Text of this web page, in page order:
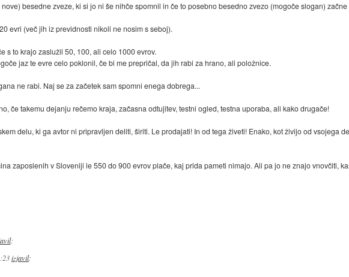
besedne zveze, ki si jo ni še nihče spomnil in če to posebno besedno zvezo (mogoče slogan)
evri (več jih iz previdnosti nikoli ne nosim s seboj).
s to krajo zaslužil 50, 100, ali celo 1000 evrov.
jaz te evre celo poklonil, če bi me prepričal, da jih rabi za hrano, ali položnice.
ne rabi. Naj se za začetek sam spomni enega dobrega...
če takemu dejanju rečemo kraja, začasna odtujitev, testni ogled, testna uporaba, ali kako drugače!
delu, ki ga avtor ni pripravljen deliti, širiti. Le prodajati! In od tega živeti! Enako, kot živijo od vsojega
zaposlenih v Sloveniji le 550 do 900 evrov plače, kaj prida pameti nimajo. Ali pa jo ne znajo vnovčiti,
:
izjavil: